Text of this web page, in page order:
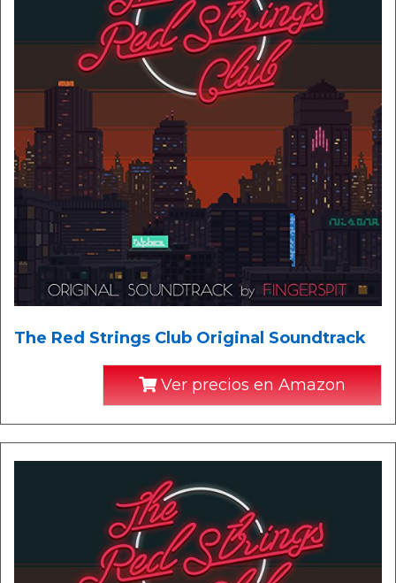
The Red Strings Club Original Soundtrack
Ver precios en Amazon